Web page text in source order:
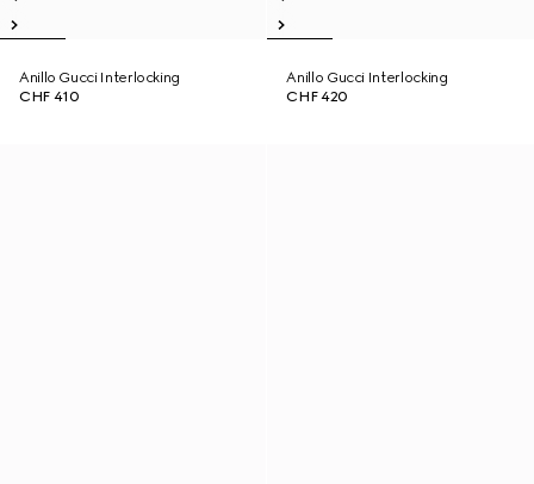
Anillo Gucci Interlocking
CHF 410
Anillo Gucci Interlocking
CHF 420